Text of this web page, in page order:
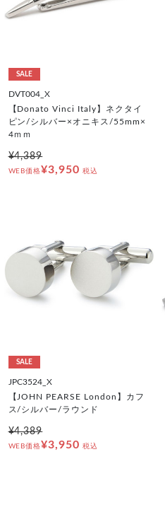
SALE
DVT004_X
【Donato Vinci Italy】ネクタイ
ピン/シルバー×オニキス/55mm×
4ｍｍ
¥4,389
WEB価格¥3,950 税込
SALE
JPC3524_X
【JOHN PEARSE London】カフ
ス/シルバー/ラウンド
¥4,389
WEB価格¥3,950 税込